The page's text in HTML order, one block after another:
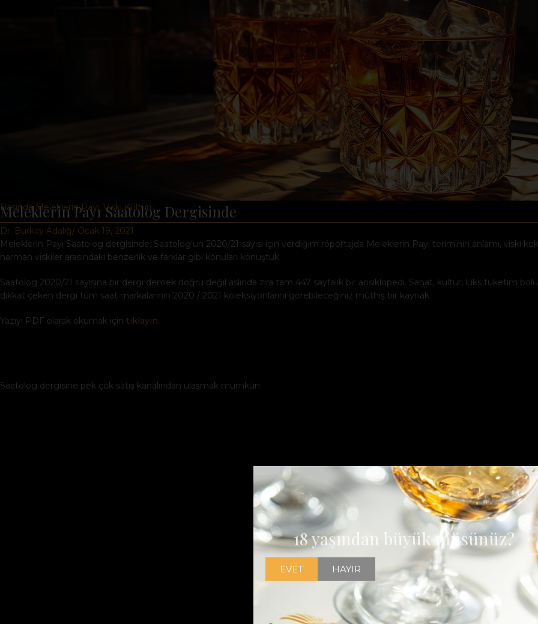
Basında Meleklerin Payı, Viski Kültürü
Meleklerin Payı Saatolog Dergisinde
Dr. Burkay Adalığ/ Ocak 19, 2021
Meleklerin Payı Saatolog dergisinde. Saatolog’un 2020/21 sayısı için verdiğim röportajda Meleklerin Payı teriminin anlamı, viski
harman viskiler arasındaki benzerlik ve farklar gibi konuları konuştuk.
Saatolog 2020/21 sayısına bir dergi demek doğru değil aslında zira tam 447 sayfalık bir ansiklopedi. Sanat, kültür, lüks tüketim
dikkat çeken dergi tüm saat markalarının 2020 / 2021 koleksiyonlarını görebileceğiniz müthiş bir kaynak.
Yazıyı PDF olarak okumak için tıklayın.
Saatolog dergisine pek çok satış kanalından ulaşmak mümkün.
18 yaşından büyük müsünüz?
EVET HAYIR